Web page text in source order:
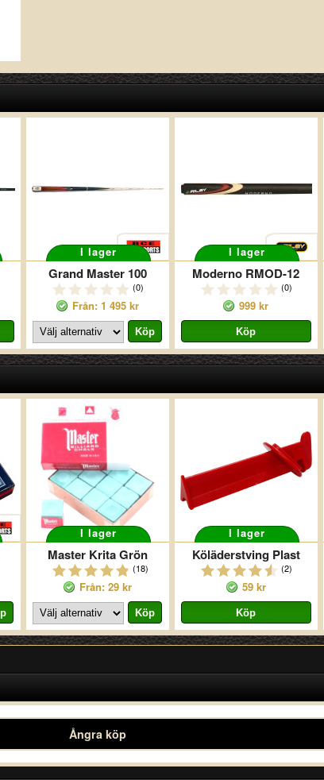
I lager
Grand Master 100
(0)
Från: 1 495 kr
I lager
Moderno RMOD-12
(0)
999 kr
I lager
Master Krita Grön
(18)
Från: 29 kr
I lager
Köläderstving Plast
(2)
59 kr
Ångra köp